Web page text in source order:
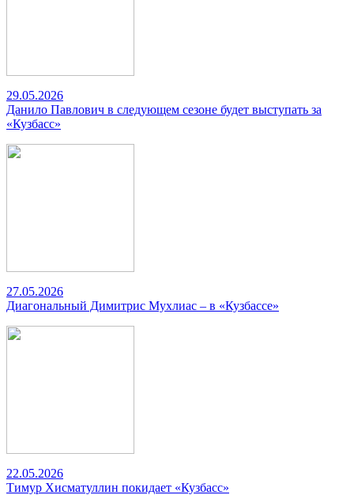
29.05.2026
Данило Павлович в следующем сезоне будет выступать за
«Кузбасс»
27.05.2026
Диагональный Димитрис Мухлиас – в «Кузбассе»
22.05.2026
Тимур Хисматуллин покидает «Кузбасс»